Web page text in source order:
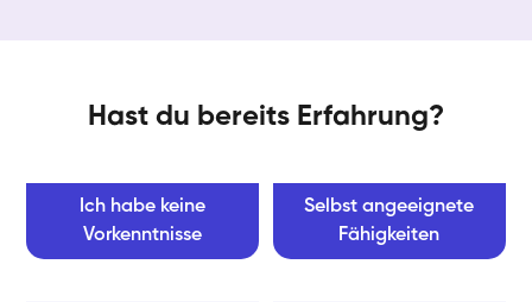
Hast du bereits Erfahrung?
Ich habe keine
Vorkenntnisse
Selbst angeeignete
Fähigkeiten